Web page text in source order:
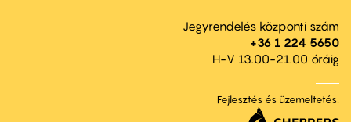
Jegyrendelés központi szám
+36 1 224 5650
H-V 13.00-21.00 óráig
Fejlesztés és üzemeltetés: